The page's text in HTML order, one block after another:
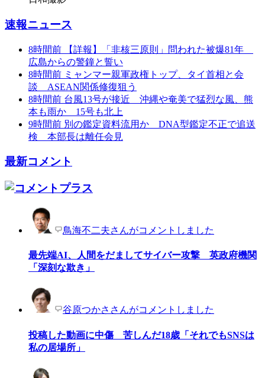
速報ニュース
8時間前
【詳報】「非核三原則」問われた被爆81年
広島からの警鐘と誓い
8時間前 ミャンマー親軍政権トップ、タイ首相と会
談 ASEAN関係修復狙う
8時間前 台風13号が接近 沖縄や奄美で猛烈な風、熊
本も雨か 15号も北上
9時間前 別の鑑定資料流用か DNA型鑑定不正で追送
検 本部長は離任会見
最新コメント
鳥海不二夫さんがコメントしました
最先端AI、人間をだましてサイバー攻撃 英政府機関
「深刻な欺き」
谷原つかささんがコメントしました
投稿した動画に中傷 苦しんだ18歳「それでもSNSは
私の居場所」